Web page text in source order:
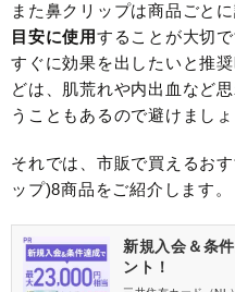
また鼻クリップは商品ごと
目安に使用することが大切で
すぐに効果を出したいと推
どは、肌荒れや内出血など
うこともあるので避けましょ
それでは、市販で買えるお
ップ)8商品をご紹介します。
新規入会＆条
ント！